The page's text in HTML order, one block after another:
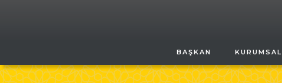
BAŞKAN KURUMSAL